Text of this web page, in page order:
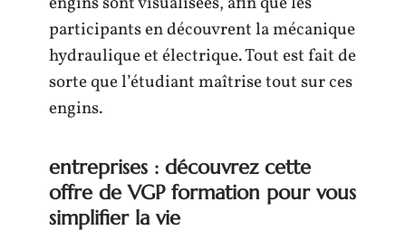
participants en découvrent la mécanique
hydraulique et électrique. Tout est fait de
sorte que l’étudiant maîtrise tout sur ces
engins.
entreprises : découvrez cette
offre de VGP formation pour vous
simplifier la vie